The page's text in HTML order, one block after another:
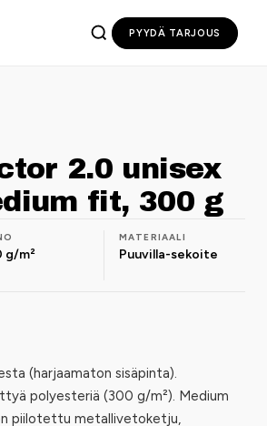
PYYDÄ TARJOUS
2.0 unisex
fit, 300 g
g/m²
MATERIAALI
Puuvilla-sekoite
(harjaamaton sisäpinta).
polyesteriä (300 g/m²). Medium
piilotettu metallivetoketju,